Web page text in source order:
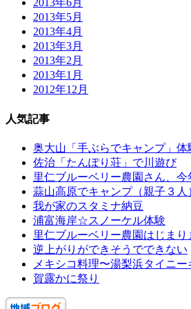
2013年6月
2013年5月
2013年4月
2013年3月
2013年2月
2013年1月
2012年12月
人気記事
奥大山「手ぶらでキャンプ」体
佐治「たんぽり荘」で川遊び
里仁ブルーベリー農園さん、
蒜山高原でキャンプ（親子３人
我が家のスタミナ納豆
浦富海岸☆スノーケル体験
里仁ブルーベリー農園はじまり
逆上がりができそうでできない
メキシコ料理〜湯梨浜タイニ
賀露かに祭り